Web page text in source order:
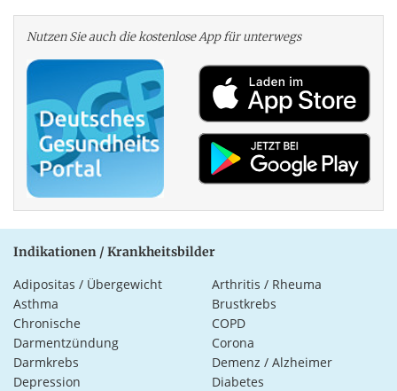
Nutzen Sie auch die kosten­lose App für unterwegs
Indikationen / Krankheitsbilder
Adipositas / Übergewicht
Arthritis / Rheuma
Asthma
Brustkrebs
Chronische
Darmentzündung
COPD
Corona
Darmkrebs
Demenz / Alzheimer
Depression
Diabetes